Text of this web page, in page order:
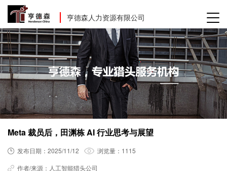
亨德森人力资源有限公司
Meta 裁员后，田渊栋 AI 行业思考与展望
发布日期： 2025/11/12 浏览量： 1115
作者/来源： 人工智能猎头公司